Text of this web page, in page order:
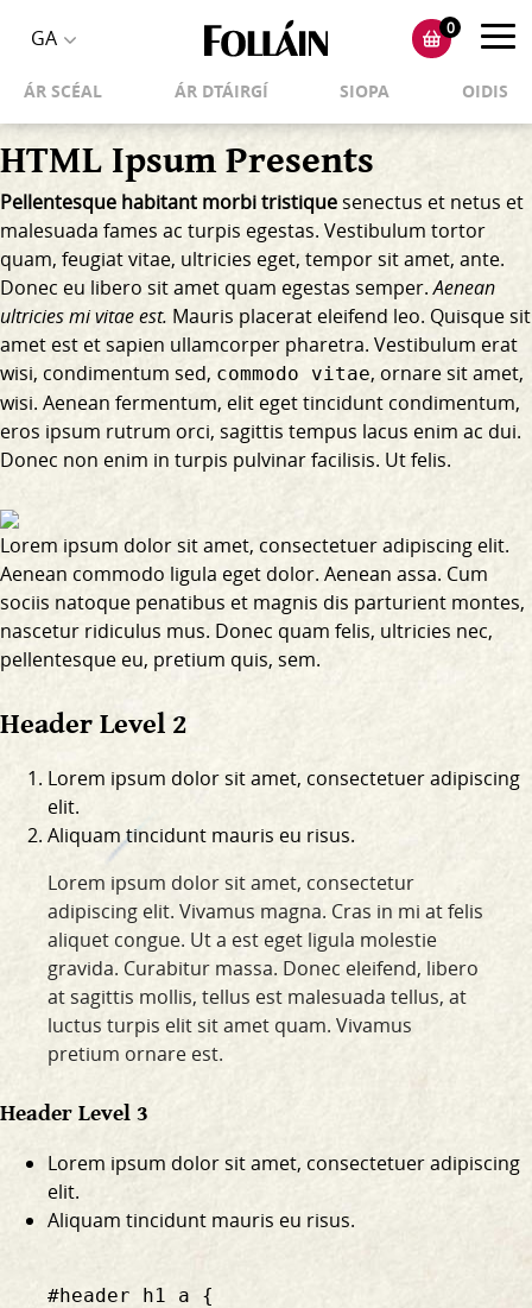
GA
language
selector
0
ÁR SCÉAL ÁR DTÁIRGÍ SIOPA OIDIS
HTML Ipsum Presents
Pellentesque habitant morbi tristiquesenectus et netus et
malesuada fames ac turpis egestas. Vestibulum tortor
quam, feugiat vitae, ultricies eget, tempor sit amet, ante.
Donec eu libero sit amet quam egestas semper.Aenean
ultricies mi vitae est. Mauris placerat eleifend leo. Quisque sit
amet est et sapien ullamcorper pharetra. Vestibulum erat
wisi, condimentum sed, commodo vitae, ornare sit amet,
wisi. Aenean fermentum, elit eget tincidunt condimentum,
eros ipsum rutrum orci, sagittis tempus lacus enim ac dui.
Donec non enim in turpis pulvinar facilisis. Ut felis.
Lorem ipsum dolor sit amet, consectetuer adipiscing elit.
Aenean commodo ligula eget dolor. Aenean assa. Cum
sociis natoque penatibus et magnis dis parturient montes,
nascetur ridiculus mus. Donec quam felis, ultricies nec,
pellentesque eu, pretium quis, sem.
Header Level 2
Lorem ipsum dolor sit amet, consectetuer adipiscing
elit.
Aliquam tincidunt mauris eu risus.
Lorem ipsum dolor sit amet, consectetur
adipiscing elit. Vivamus magna. Cras in mi at felis
aliquet congue. Ut a est eget ligula molestie
gravida. Curabitur massa. Donec eleifend, libero
at sagittis mollis, tellus est malesuada tellus, at
luctus turpis elit sit amet quam. Vivamus
pretium ornare est.
Header Level 3
Lorem ipsum dolor sit amet, consectetuer adipiscing
elit.
Aliquam tincidunt mauris eu risus.
    #header h1 a {